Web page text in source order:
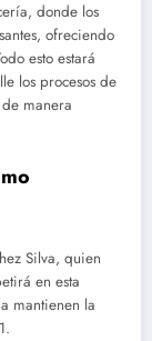
donde los
ofreciendo
esto estará
los procesos de
manera
Silva, quien
en esta
mantienen la